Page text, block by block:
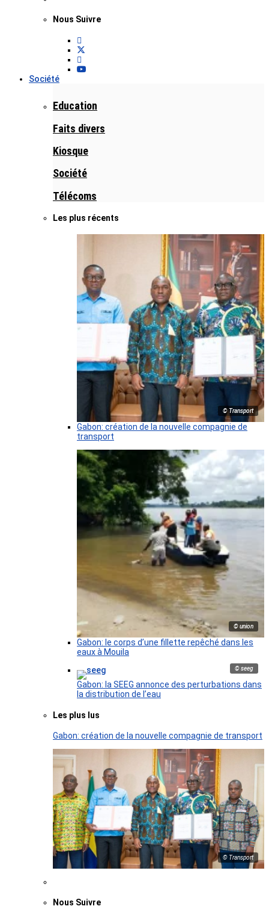
Nous Suivre
Société
Education
Faits divers
Kiosque
Société
Télécoms
Les plus récents
© Transport
Gabon: création de la nouvelle compagnie de
transport
© union
Gabon: le corps d’une fillette repêché dans les
eaux à Mouila
© seeg
Gabon: la SEEG annonce des perturbations dans
la distribution de l’eau
Les plus lus
Gabon: création de la nouvelle compagnie de transport
© Transport
Nous Suivre